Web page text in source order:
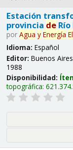
Estación
provincia deRío
por Agua y Energía
Idioma: Español
Editor: Buenos
1988
Disponibilidad:
topográfica: